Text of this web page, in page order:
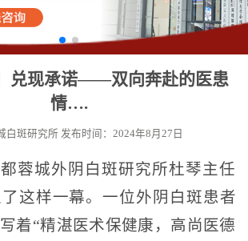
兑现承诺——双向奔赴的医患
情….
白斑研究所 发布时间：2024年8月27日
蓉城外阴白斑研究所杜琴主任
这样一幕。一位外阴白斑患者
着“精湛医术保健康，高尚医德